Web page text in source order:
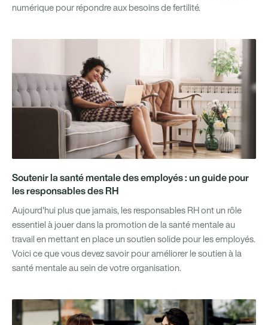
numérique pour répondre aux besoins de fertilité.
Soutenir la santé mentale des employés : un guide pour
les responsables des RH
Aujourd'hui plus que jamais, les responsables RH ont un rôle
essentiel à jouer dans la promotion de la santé mentale au
travail en mettant en place un soutien solide pour les employés.
Voici ce que vous devez savoir pour améliorer le soutien à la
santé mentale au sein de votre organisation.